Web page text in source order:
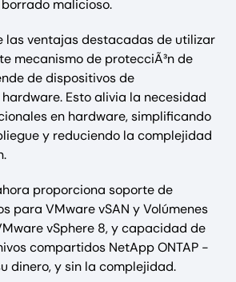
malicioso.
las ventajas destacadas de utilizar
mecanismo de protecciÃ³n de
de dispositivos de
Esto alivia la necesidad
en hardware, simplificando
y reduciendo la complejidad
proporciona soporte de
para VMware vSAN y Volúmenes
vSphere 8, y capacidad de
compartidos NetApp ONTAP -
dinero, y sin la complejidad.